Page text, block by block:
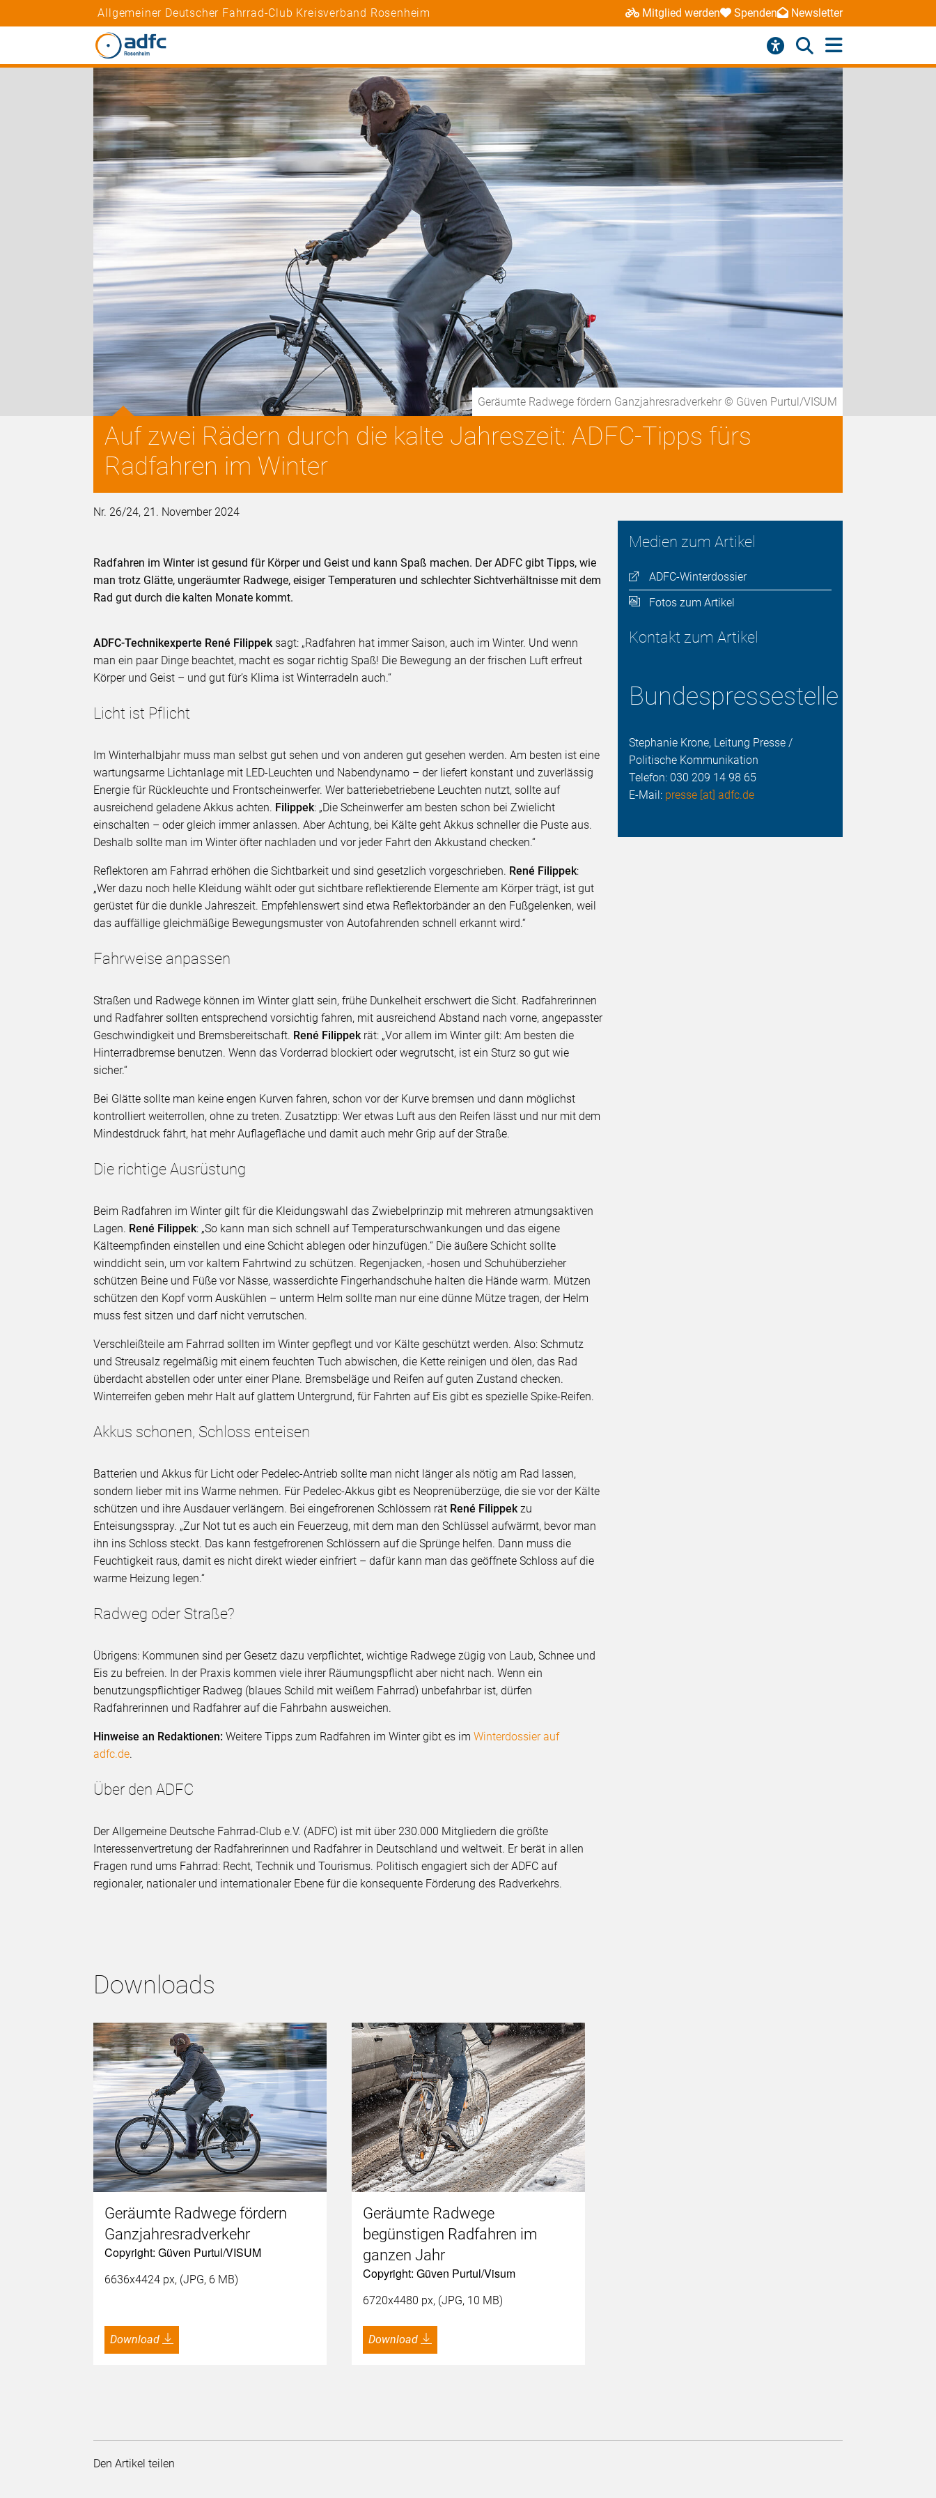
Allgemeiner Deutscher Fahrrad-Club Kreisverband Rosenheim Mitglied werden Spenden Newsletter
Geräumte Radwege fördern Ganzjahresradverkehr © Güven Purtul/VISUM
Auf zwei Rädern durch die kalte Jahreszeit: ADFC-Tipps fürs
Radfahren im Winter
Nr. 26/24, 21. November 2024
Medien zum Artikel
ADFC-Winterdossier
Fotos zum Artikel
Kontakt zum Artikel
Bundespressestelle
Stephanie Krone, Leitung Presse /
Politische Kommunikation
Telefon: 030 209 14 98 65
E-Mail: presse [at] adfc.de
Radfahren im Winter ist gesund für Körper und Geist und kann Spaß machen. Der ADFC gibt Tipps, wie
man trotz Glätte, ungeräumter Radwege, eisiger Temperaturen und schlechter Sichtverhältnisse mit dem
Rad gut durch die kalten Monate kommt.
ADFC-Technikexperte René Filippeksagt: „Radfahren hat immer Saison, auch im Winter. Und wenn
man ein paar Dinge beachtet, macht es sogar richtig Spaß! Die Bewegung an der frischen Luft erfreut
Körper und Geist – und gut für’s Klima ist Winterradeln auch.“
Licht ist Pflicht
Im Winterhalbjahr muss man selbst gut sehen und von anderen gut gesehen werden. Am besten ist eine
wartungsarme Lichtanlage mit LED-Leuchten und Nabendynamo – der liefert konstant und zuverlässig
Energie für Rückleuchte und Frontscheinwerfer. Wer batteriebetriebene Leuchten nutzt, sollte auf
ausreichend geladene Akkus achten. Filippek: „Die Scheinwerfer am besten schon bei Zwielicht
einschalten – oder gleich immer anlassen. Aber Achtung, bei Kälte geht Akkus schneller die Puste aus.
Deshalb sollte man im Winter öfter nachladen und vor jeder Fahrt den Akkustand checken.“
Reflektoren am Fahrrad erhöhen die Sichtbarkeit und sind gesetzlich vorgeschrieben. René Filippek:
„Wer dazu noch helle Kleidung wählt oder gut sichtbare reflektierende Elemente am Körper trägt, ist gut
gerüstet für die dunkle Jahreszeit. Empfehlenswert sind etwa Reflektorbänder an den Fußgelenken, weil
das auffällige gleichmäßige Bewegungsmuster von Autofahrenden schnell erkannt wird.“
Fahrweise anpassen
Straßen und Radwege können im Winter glatt sein, frühe Dunkelheit erschwert die Sicht. Radfahrerinnen
und Radfahrer sollten entsprechend vorsichtig fahren, mit ausreichend Abstand nach vorne, angepasster
Geschwindigkeit und Bremsbereitschaft. René Filippekrät: „Vor allem im Winter gilt: Am besten die
Hinterradbremse benutzen. Wenn das Vorderrad blockiert oder wegrutscht, ist ein Sturz so gut wie
sicher.“
Bei Glätte sollte man keine engen Kurven fahren, schon vor der Kurve bremsen und dann möglichst
kontrolliert weiterrollen, ohne zu treten. Zusatztipp: Wer etwas Luft aus den Reifen lässt und nur mit dem
Mindestdruck fährt, hat mehr Auflagefläche und damit auch mehr Grip auf der Straße.
Die richtige Ausrüstung
Beim Radfahren im Winter gilt für die Kleidungswahl das Zwiebelprinzip mit mehreren atmungsaktiven
Lagen. René Filippek: „So kann man sich schnell auf Temperaturschwankungen und das eigene
Kälteempfinden einstellen und eine Schicht ablegen oder hinzufügen.“ Die äußere Schicht sollte
winddicht sein, um vor kaltem Fahrtwind zu schützen. Regenjacken, -hosen und Schuhüberzieher
schützen Beine und Füße vor Nässe, wasserdichte Fingerhandschuhe halten die Hände warm. Mützen
schützen den Kopf vorm Auskühlen – unterm Helm sollte man nur eine dünne Mütze tragen, der Helm
muss fest sitzen und darf nicht verrutschen.
Verschleißteile am Fahrrad sollten im Winter gepflegt und vor Kälte geschützt werden. Also: Schmutz
und Streusalz regelmäßig mit einem feuchten Tuch abwischen, die Kette reinigen und ölen, das Rad
überdacht abstellen oder unter einer Plane. Bremsbeläge und Reifen auf guten Zustand checken.
Winterreifen geben mehr Halt auf glattem Untergrund, für Fahrten auf Eis gibt es spezielle Spike-Reifen.
Akkus schonen, Schloss enteisen
Batterien und Akkus für Licht oder Pedelec-Antrieb sollte man nicht länger als nötig am Rad lassen,
sondern lieber mit ins Warme nehmen. Für Pedelec-Akkus gibt es Neoprenüberzüge, die sie vor der Kälte
schützen und ihre Ausdauer verlängern. Bei eingefrorenen Schlössern rät René Filippekzu
Enteisungsspray. „Zur Not tut es auch ein Feuerzeug, mit dem man den Schlüssel aufwärmt, bevor man
ihn ins Schloss steckt. Das kann festgefrorenen Schlössern auf die Sprünge helfen. Dann muss die
Feuchtigkeit raus, damit es nicht direkt wieder einfriert – dafür kann man das geöffnete Schloss auf die
warme Heizung legen.“
Radweg oder Straße?
Übrigens: Kommunen sind per Gesetz dazu verpflichtet, wichtige Radwege zügig von Laub, Schnee und
Eis zu befreien. In der Praxis kommen viele ihrer Räumungspflicht aber nicht nach. Wenn ein
benutzungspflichtiger Radweg (blaues Schild mit weißem Fahrrad) unbefahrbar ist, dürfen
Radfahrerinnen und Radfahrer auf die Fahrbahn ausweichen.
Hinweise an Redaktionen: Weitere Tipps zum Radfahren im Winter gibt es imWinterdossier auf
adfc.de.
Über den ADFC
Der Allgemeine Deutsche Fahrrad-Club e.V. (ADFC) ist mit über 230.000 Mitgliedern die größte
Interessenvertretung der Radfahrerinnen und Radfahrer in Deutschland und weltweit. Er berät in allen
Fragen rund ums Fahrrad: Recht, Technik und Tourismus. Politisch engagiert sich der ADFC auf
regionaler, nationaler und internationaler Ebene für die konsequente Förderung des Radverkehrs.
Downloads
Geräumte Radwege fördern
Ganzjahresradverkehr
Copyright: Güven Purtul/VISUM
6636x4424 px, (JPG, 6 MB)
Download
Geräumte Radwege
begünstigen Radfahren im
ganzen Jahr
Copyright: Güven Purtul/Visum
6720x4480 px, (JPG, 10 MB)
Download
Den Artikel teilen